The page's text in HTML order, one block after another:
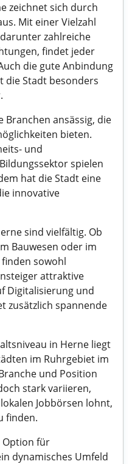
zeichnet sich durch
Mit einer Vielzahl
zahlreiche
findet jeder
die gute Anbindung
die Stadt besonders
Branchen ansässig, die
bieten.
und
spielen
hat die Stadt eine
innovative
sind vielfältig. Ob
Bauwesen oder im
sowohl
attraktive
Digitalisierung und
zusätzlich spannende
in Herne liegt
im Ruhrgebiet im
und Position
stark variieren,
Jobbörsen lohnt,
finden.
Option für
dynamisches Umfeld